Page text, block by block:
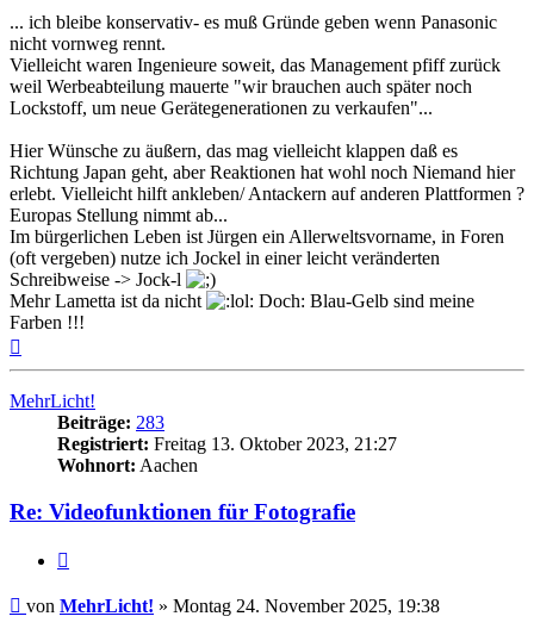
... ich bleibe konservativ- es muß Gründe geben wenn Panasonic
nicht vornweg rennt.
Vielleicht waren Ingenieure soweit, das Management pfiff zurück
weil Werbeabteilung mauerte "wir brauchen auch später noch
Lockstoff, um neue Gerätegenerationen zu verkaufen"...
Hier Wünsche zu äußern, das mag vielleicht klappen daß es
Richtung Japan geht, aber Reaktionen hat wohl noch Niemand hier
erlebt. Vielleicht hilft ankleben/ Antackern auf anderen Plattformen ?
Europas Stellung nimmt ab...
Im bürgerlichen Leben ist Jürgen ein Allerweltsvorname, in Foren
(oft vergeben) nutze ich Jockel in einer leicht veränderten
Schreibweise -> Jock-l
Mehr Lametta ist da nicht
Doch: Blau-Gelb sind meine
Farben !!!
MehrLicht!
Beiträge: 283
Registriert: Freitag 13. Oktober 2023, 21:27
Wohnort: Aachen
Re: Videofunktionen für Fotografie
Beitrag
von MehrLicht! » Montag 24. November 2025, 19:38